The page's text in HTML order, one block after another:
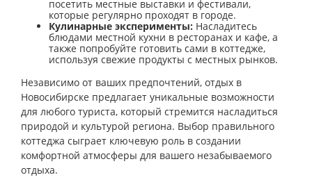
посетить местные выставки и фестивали,
которые регулярно проходят в городе.
Кулинарные эксперименты: Насладитесь
блюдами местной кухни в ресторанах и кафе, а
также попробуйте готовить сами в коттедже,
используя свежие продукты с местных рынков.
Независимо от ваших предпочтений, отдых в
Новосибирске предлагает уникальные возможности
для любого туриста, который стремится насладиться
природой и культурой региона. Выбор правильного
коттеджа сыграет ключевую роль в создании
комфортной атмосферы для вашего незабываемого
отдыха.